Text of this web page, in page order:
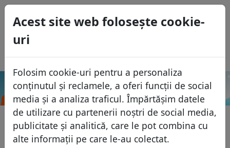
Acest site web foloseşte cookie-
uri
Folosim cookie-uri pentru a personaliza
conținutul și reclamele, a oferi funcții de social
media și a analiza traficul. Împărtășim datele
de utilizare cu partenerii noștri de social media,
publicitate și analitică, care le pot combina cu
alte informații pe care le-au colectat.
Domenii
Baza domeniilor
Domenii africane
Lista de preţuri
Caută
USD
EUR
GBP
Español
Français
Italiano
Português
Eesti
.eco Caută